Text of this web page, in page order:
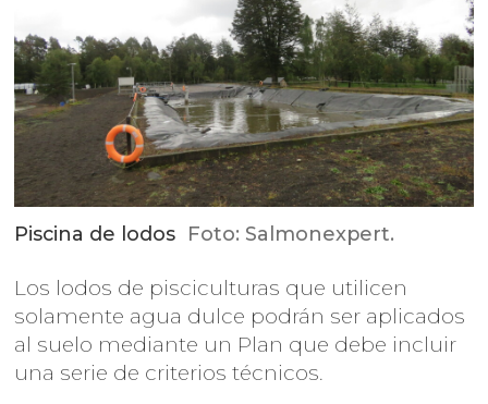
Piscina de lodos Foto: Salmonexpert.
Los lodos de pisciculturas que utilicen
solamente agua dulce podrán ser aplicados
al suelo mediante un Plan que debe incluir
una serie de criterios técnicos.